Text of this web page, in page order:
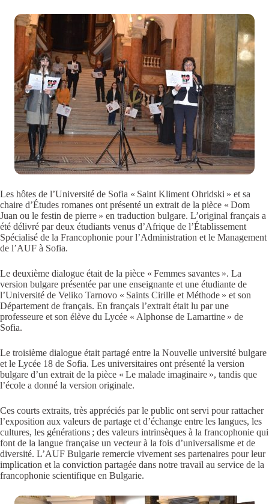
Les hôtes de l’Université de Sofia « Saint Kliment Ohridski » et sa
chaire d’Études romanes ont présenté un extrait de la pièce « Dom
Juan ou le festin de pierre » en traduction bulgare. L’original français a
été délivré par deux étudiants venus d’Afrique de l’Établissement
Spécialisé de la Francophonie pour l’Administration et le Management
de l’AUF à Sofia.
Le deuxième dialogue était de la pièce « Femmes savantes ». La
version bulgare présentée par une enseignante et une étudiante de
l’Université de Veliko Tarnovo « Saints Cirille et Méthode » et son
Département de français. En français l’extrait était lu par une
professeure et son élève du Lycée « Alphonse de Lamartine » de
Sofia.
Le troisième dialogue était partagé entre la Nouvelle université bulgare
et le Lycée 18 de Sofia. Les universitaires ont présenté la version
bulgare d’un extrait de la pièce « Le malade imaginaire », tandis que
l’école a donné la version originale.
Ces courts extraits, très appréciés par le public ont servi pour rattacher
l’exposition aux valeurs de partage et d’échange entre les langues, les
cultures, les générations ; des valeurs intrinsèques à la francophonie qui
font de la langue française un vecteur à la fois d’universalisme et de
diversité. L’AUF Bulgarie remercie vivement ses partenaires pour leur
implication et la conviction partagée dans notre travail au service de la
francophonie scientifique en Bulgarie.